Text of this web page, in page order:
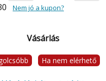
Nem jó a kupon?
Vásárlás
Ha nem elérhető